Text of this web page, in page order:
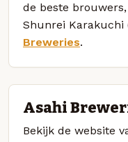
de beste
Shunrei Karakuchi
Breweries.
Asahi
Bekijk de website